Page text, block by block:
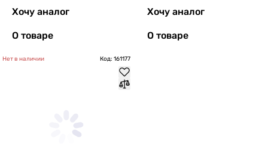
Хочу аналог
О товаре
Хочу аналог
О товаре
Нет в наличии Код: 161177